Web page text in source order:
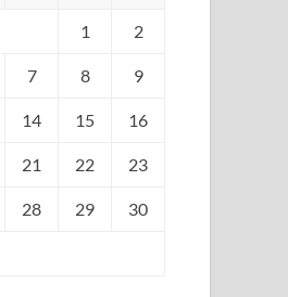
1 2
7 8 9
14 15 16
21 22 23
28 29 30